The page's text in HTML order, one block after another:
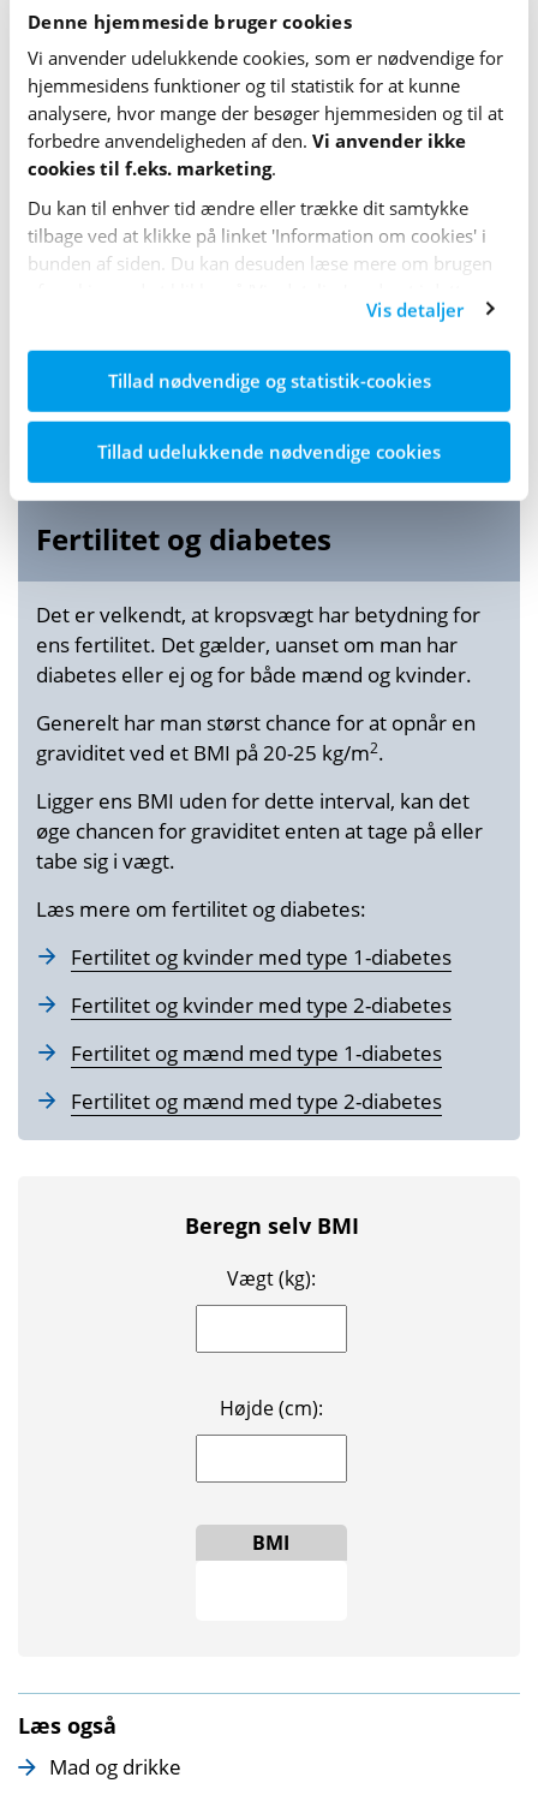
Denne hjemmeside bruger cookies
Vi anvender udelukkende cookies, som er nødvendige for
hjemme­sidens funktioner og til statistik for at kunne
analysere, hvor mange der besøger hjemme­siden og til at
forbedre anvende­lig­heden af den. Vi anvender ikke
cookies til f.eks. marketing.
Du kan til enhver tid ændre eller trække dit samtykke
tilbage ved at klikke på linket 'Information om cookies' i
bunden af siden. Du kan desuden læse mere om brugen
Vis detaljer
Tillad nødvendige og statistik-cookies
Tillad udelukkende nødvendige cookies
Sæt realistiske mål
Hav fokus på kosten
Vær fysisk aktiv
Få hjælp fra andre
Fertilitet og diabetes
Det er velkendt, at kropsvægt har betydning for
ens fertilitet. Det gælder, uanset om man har
diabetes eller ej og for både mænd og kvinder.
Generelt har man størst chance for at opnår en
graviditet ved et BMI på 20-25 kg/m2.
Ligger ens BMI uden for dette interval, kan det
øge chancen for graviditet enten at tage på eller
tabe sig i vægt.
Læs mere om fertilitet og diabetes:
Fertilitet og kvinder med type 1-diabetes
Fertilitet og kvinder med type 2-diabetes
Fertilitet og mænd med type 1-diabetes
Fertilitet og mænd med type 2-diabetes
Beregn selv BMI
Vægt (kg):
Højde (cm):
BMI
Læs også
Mad og drikke